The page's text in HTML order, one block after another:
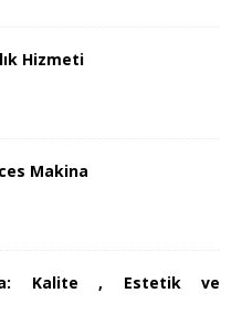
Hizmeti
Makina
Kalite , Estetik ve